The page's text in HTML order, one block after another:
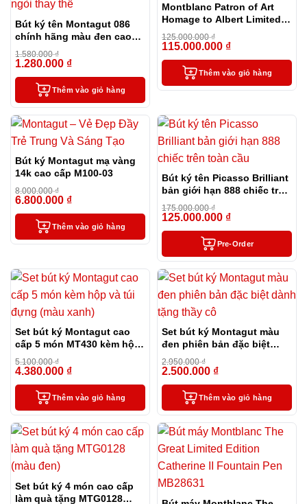
Bút ký tên Montagut 086
chính hãng màu đen cao
cấp tặng kèm 1 lọ mực và 2
ngòi thay thế
1.580.000₫
1.280.000 ₫
Thêm vào giỏ hàng
Montblanc Patron of Art
Homage to Albert Limited
Edition 4810
125.000.000₫
115.000.000 ₫
Thêm vào giỏ hàng
Bút ký Montagut mạ vàng
14k cao cấp M100-03
8.000.000₫
6.800.000 ₫
Thêm vào giỏ hàng
Bút ký tên Picasso Brilliant
bản giới hạn 888 chiếc trên
toàn cầu
175.000.000₫
125.000.000 ₫
Pre-Order
Set bút ký Montagut cao
cấp 5 món MT430 kèm hộp
và túi đựng màu xanh
5.100.000₫
4.380.000 ₫
Thêm vào giỏ hàng
Set bút ký Montagut màu
đen phiên bản đặc biệt
dành tặng thầy cô
2.950.000₫
2.500.000 ₫
Thêm vào giỏ hàng
Set bút ký 4 món cao cấp
làm quà tặng MTG0128